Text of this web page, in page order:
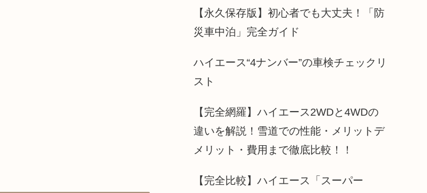
【永久保存版】初心者でも大丈夫！「防
災車中泊」完全ガイド
ハイエース“4ナンバー”の車検チェックリ
スト
【完全網羅】ハイエース2WDと4WDの
違いを解説！雪道での性能・メリットデ
メリット・費用まで徹底比較！！
【完全比較】ハイエース「スーパー